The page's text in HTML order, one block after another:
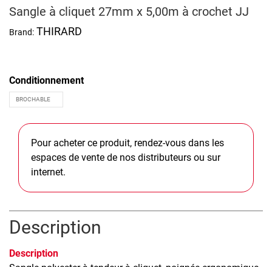
Sangle à cliquet 27mm x 5,00m à crochet JJ
Brand: THIRARD
Conditionnement
Pour acheter ce produit, rendez-vous dans les
espaces de vente de nos distributeurs ou sur
internet.
Description
Description